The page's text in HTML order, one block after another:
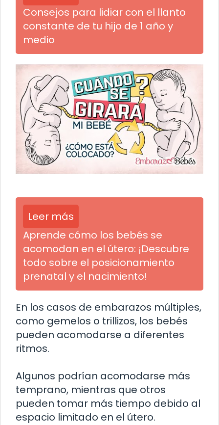
Consejos para lidiar con el llanto
constante de tu hijo de 1 año y
medio
Leer más
Aprende cómo los bebés se
acomodan en el útero: ¡Descubre
todo sobre el posicionamiento
prenatal y el nacimiento!
En los casos de embarazos múltiples,
como gemelos o trillizos, los bebés
pueden acomodarse a diferentes
ritmos.
Algunos podrían acomodarse más
temprano, mientras que otros
pueden tomar más tiempo debido al
espacio limitado en el útero.